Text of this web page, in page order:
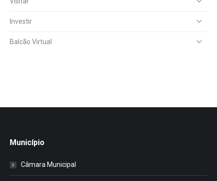
Investir
Balcão Virtual
Município
Câmara Municipal